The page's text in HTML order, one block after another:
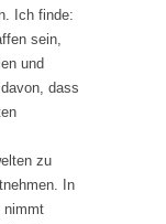
Ich finde:
sein,
und
dass
zu
In
nimmt